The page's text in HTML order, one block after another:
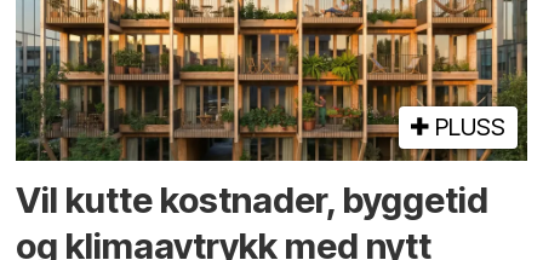
PLUSS
Vil kutte kostnader, byggetid
og klima­avtrykk med nytt